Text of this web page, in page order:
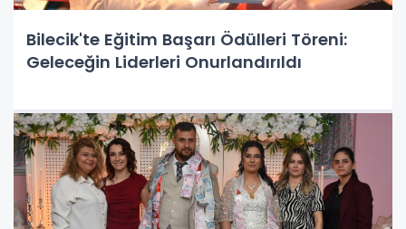
Bilecik'te Eğitim Başarı Ödülleri Töreni:
Geleceğin Liderleri Onurlandırıldı